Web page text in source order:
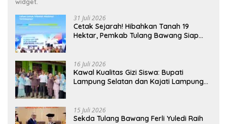
31 Juli 2026
Cetak Sejarah! Hibahkan Tanah 19
Hektar, Pemkab Tulang Bawang Siap
16 Juli 2026
Kawal Kualitas Gizi Siswa: Bupati
Lampung Selatan dan Kajati Lampung
15 Juli 2026
Sekda Tulang Bawang Ferli Yuledi Raih